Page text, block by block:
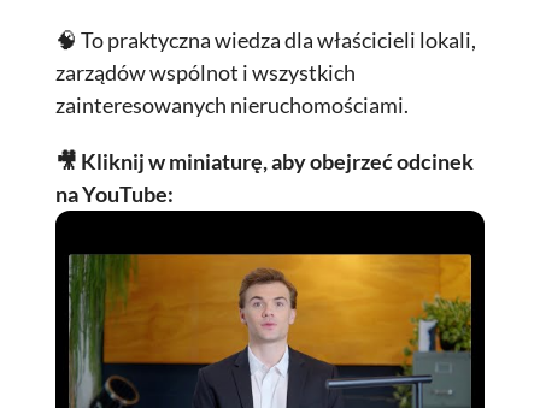
🧠 To praktyczna wiedza dla właścicieli lokali,
zarządów wspólnot i wszystkich
zainteresowanych nieruchomościami.
🎥 Kliknij w miniaturę, aby obejrzeć odcinek
na YouTube: